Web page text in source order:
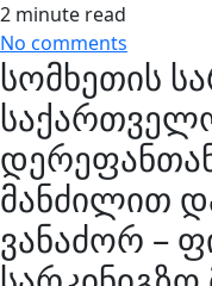
2 minute read
No comments
სომხეთის
მანძილით
ვანაძორ –